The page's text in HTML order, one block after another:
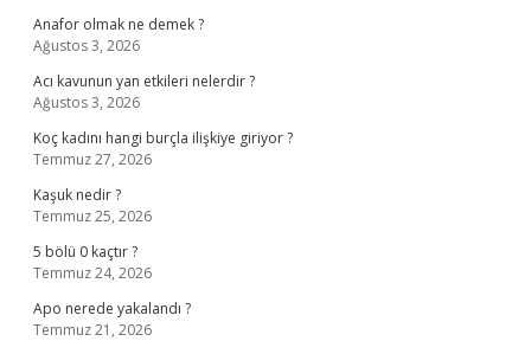
Anafor olmak ne demek ?
Ağustos 3, 2026
Acı kavunun yan etkileri nelerdir ?
Ağustos 3, 2026
Koç kadını hangi burçla ilişkiye giriyor ?
Temmuz 27, 2026
Kaşuk nedir ?
Temmuz 25, 2026
5 bölü 0 kaçtır ?
Temmuz 24, 2026
Apo nerede yakalandı ?
Temmuz 21, 2026